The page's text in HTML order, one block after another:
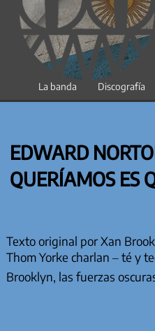
La banda Discografía
EDWARD
QUERÍAMOS ES
Texto original por Xan
Thom Yorke charlan – té y
Brooklyn, las fuerzas